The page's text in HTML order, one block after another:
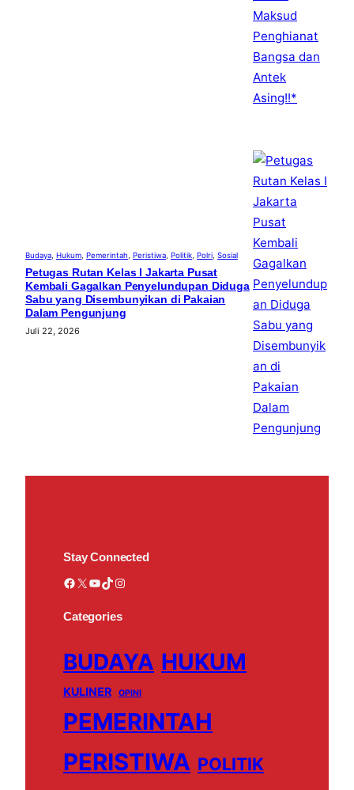
Budaya, Hukum, Pemerintah, Peristiwa, Politik, Polri, Sosial
Petugas Rutan Kelas I Jakarta Pusat
Kembali Gagalkan Penyelundupan Diduga
Sabu yang Disembunyikan di Pakaian
Dalam Pengunjung
Juli 22, 2026
Stay Connected
Facebook X YouTube TikTok Instagram
Categories
BUDAYA HUKUM
KULINER OPINI
PEMERINTAH
PERISTIWA POLITIK